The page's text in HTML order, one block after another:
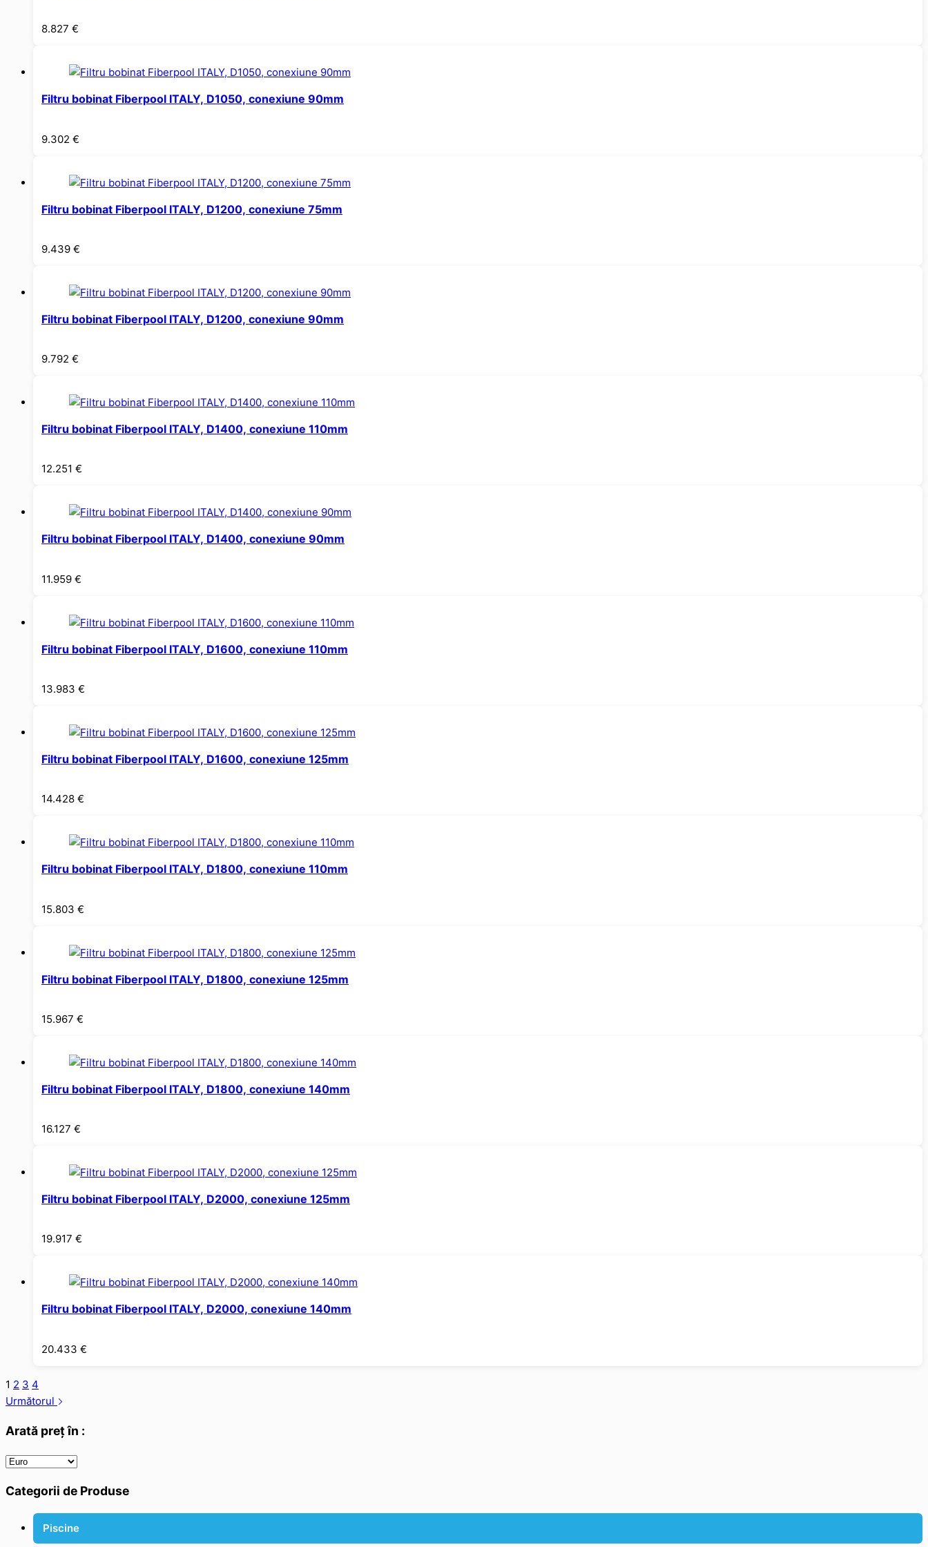
8.827 €
Filtru bobinat Fiberpool ITALY, D1050, conexiune 90mm
9.302 €
Filtru bobinat Fiberpool ITALY, D1200, conexiune 75mm
9.439 €
Filtru bobinat Fiberpool ITALY, D1200, conexiune 90mm
9.792 €
Filtru bobinat Fiberpool ITALY, D1400, conexiune 110mm
12.251 €
Filtru bobinat Fiberpool ITALY, D1400, conexiune 90mm
11.959 €
Filtru bobinat Fiberpool ITALY, D1600, conexiune 110mm
13.983 €
Filtru bobinat Fiberpool ITALY, D1600, conexiune 125mm
14.428 €
Filtru bobinat Fiberpool ITALY, D1800, conexiune 110mm
15.803 €
Filtru bobinat Fiberpool ITALY, D1800, conexiune 125mm
15.967 €
Filtru bobinat Fiberpool ITALY, D1800, conexiune 140mm
16.127 €
Filtru bobinat Fiberpool ITALY, D2000, conexiune 125mm
19.917 €
Filtru bobinat Fiberpool ITALY, D2000, conexiune 140mm
20.433 €
1 2 3 4
Următorul
Arată preț în :
Categorii de Produse
Piscine